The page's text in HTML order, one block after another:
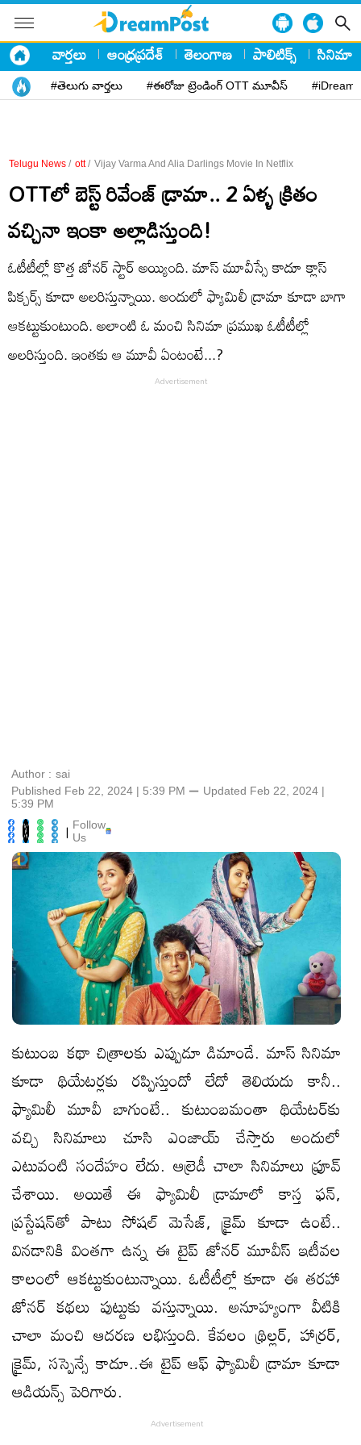
వార్తలు ఆంధ్రప్రదేశ్ తెలంగాణ పాలిటిక్స్ సినిమా
#తెలుగు వార్తలు #ఈరోజు ట్రెండింగ్ OTT మూవీస్
Telugu News / ott/ Vijay Varma And Alia Darlings Movie In Netflix
OTTలో బెస్ట్ రివేంజ్ డ్రామా.. 2 ఏళ్ళ క్రితం
వచ్చినా ఇంకా అల్లాడిస్తుంది!
ఓటీటీల్లో కొత్త జోనర్ స్టార్ అయ్యింది. మాస్ మూవీస్సే కాదూ క్లాస్
పిక్చర్స్ కూడా అలరిస్తున్నాయి. అందులో ఫ్యామిలీ డ్రామా కూడా బాగా
ఆకట్టుకుంటుంది. అలాంటి ఓ మంచి సినిమా ప్రముఖ ఓటీటీల్లో
అలరిస్తుంది. ఇంతకు ఆ మూవీ ఏంటంటే...?
Author : sai
Published Feb 22, 2024 | 5:39 PM ⚊ Updated Feb 22, 2024 |
5:39 PM
| Follow
Us
కుటుంబ కథా చిత్రాలకు ఎప్పుడూ డిమాండే. మాస్ సినిమా
కూడా థియేటర్లకు రప్పిస్తుందో లేదో తెలియదు కానీ..
ఫ్యామిలీ మూవీ బాగుంటే.. కుటుంబమంతా థియేటర్‌కు
వచ్చి సినిమాలు చూసి ఎంజాయ్ చేస్తారు అందులో
ఎటువంటి సందేహం లేదు. ఆల్రెడీ చాలా సినిమాలు ఫ్రూవ్
చేశాయి. అయితే ఈ ఫ్యామిలీ డ్రామాలో కాస్త ఫన్‌,
ప్రస్టేషన్‌తో పాటు సోషల్ మెసేజ్, క్రైమ్ కూడా ఉంటే..
వినడానికి వింతగా ఉన్న ఈ టైప్ జోనర్ మూవీస్ ఇటీవల
కాలంలో ఆకట్టుకుంటున్నాయి. ఓటీటీల్లో కూడా ఈ తరహా
జోనర్ కథలు పుట్టుకు వస్తున్నాయి. అనూహ్యంగా వీటికి
చాలా మంచి ఆదరణ లభిస్తుంది. కేవలం థ్రిల్లర్, హార్రర్,
క్రైమ్, సస్పెన్సే కాదూ..ఈ టైప్ ఆఫ్ ఫ్యామిలీ డ్రామా కూడా
ఆడియన్స్ పెరిగారు.